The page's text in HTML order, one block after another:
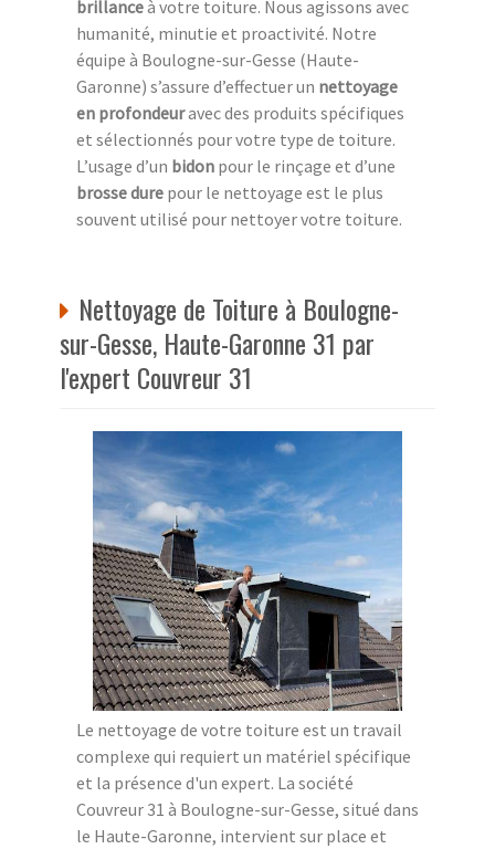
brillanceà votre toiture. Nous agissons avec
humanité, minutie et proactivité. Notre
équipe à Boulogne-sur-Gesse (Haute-
Garonne) s’assure d’effectuer un nettoyage
en profondeuravec des produits spécifiques
et sélectionnés pour votre type de toiture.
L’usage d’un bidon pour le rinçage et d’une
brosse dure pour le nettoyage est le plus
souvent utilisé pour nettoyer votre toiture.
Nettoyage de Toiture à Boulogne-
sur-Gesse, Haute-Garonne 31 par
l'expert Couvreur 31
Le nettoyage de votre toiture est un travail
complexe qui requiert un matériel spécifique
et la présence d'un expert. La société
Couvreur 31 à Boulogne-sur-Gesse, situé dans
le Haute-Garonne, intervient sur place et